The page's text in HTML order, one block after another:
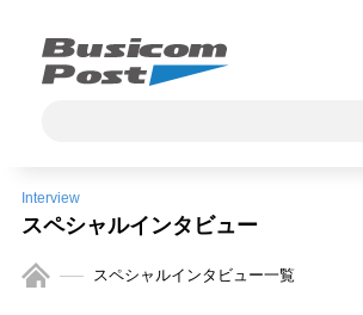
Interview
スペシャルインタビュー
スペシャルインタビュー一覧